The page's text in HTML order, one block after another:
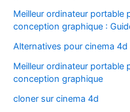
Meilleur ordinateur portable
conception graphique :
Alternatives pour cinema 4d
Meilleur ordinateur portable
conception graphique
cloner sur cinema 4d